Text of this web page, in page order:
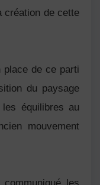
création de cette
de ce parti
du paysage
équilibres au
mouvement
les